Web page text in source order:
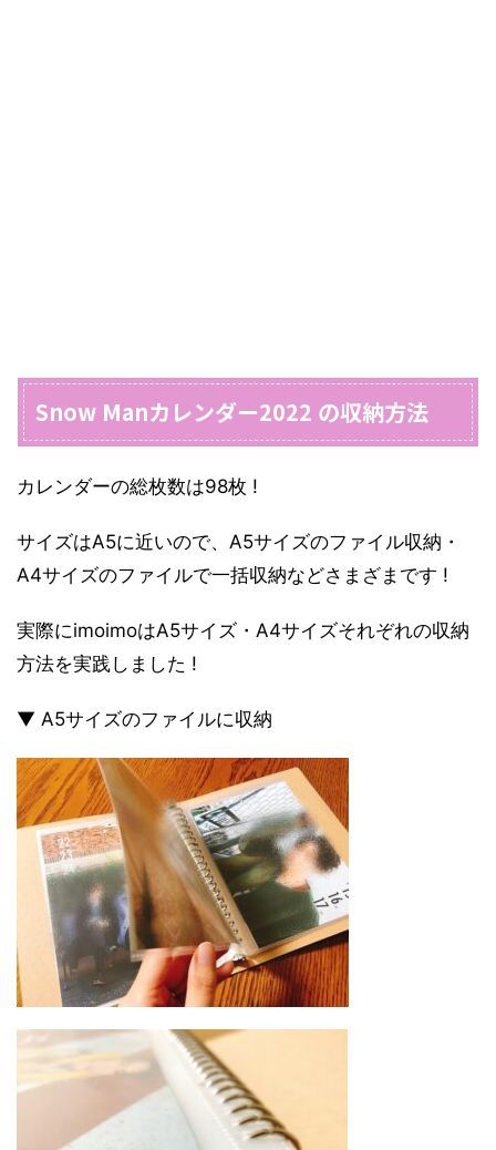
Snow Manカレンダー2022 の収納方法
カレンダーの総枚数は98枚 !
サイズはA5に近いので、A5サイズのファイル収納・
A4サイズのファイルで一括収納などさまざまです !
実際にimoimoはA5サイズ・A4サイズそれぞれの収納
方法を実践しました !
▼ A5サイズのファイルに収納